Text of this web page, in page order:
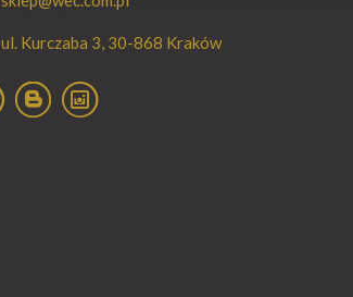
ul. Kurczaba 3, 30-868 Kraków